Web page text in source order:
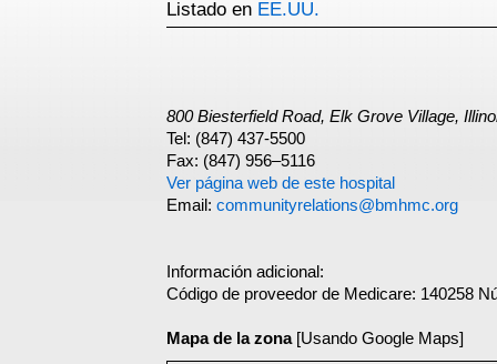
Listado en EE.UU.
800 Biesterfield Road, Elk Grove Village,
Tel: (847) 437-5500
Fax: (847) 956–5116
Ver página web de este hospital
Email: communityrelations@bmhmc.org
Información adicional:
Código de proveedor de Medicare: 140258
Mapa de la zona[Usando Google Maps]